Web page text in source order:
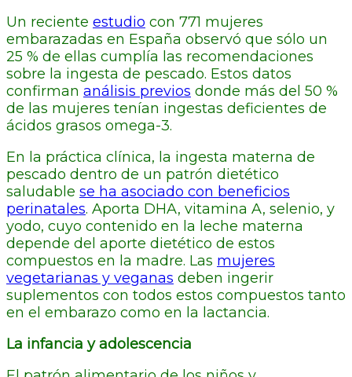
Un reciente estudio con 771 mujeres
embarazadas en España observó que sólo un
25 % de ellas cumplía las recomendaciones
sobre la ingesta de pescado. Estos datos
confirman análisis previos donde más del 50 %
de las mujeres tenían ingestas deficientes de
ácidos grasos omega-3.
En la práctica clínica, la ingesta materna de
pescado dentro de un patrón dietético
saludable se ha asociado con beneficios
perinatales. Aporta DHA, vitamina A, selenio, y
yodo, cuyo contenido en la leche materna
depende del aporte dietético de estos
compuestos en la madre. Las mujeres
vegetarianas y veganas deben ingerir
suplementos con todos estos compuestos tanto
en el embarazo como en la lactancia.
La infancia y adolescencia